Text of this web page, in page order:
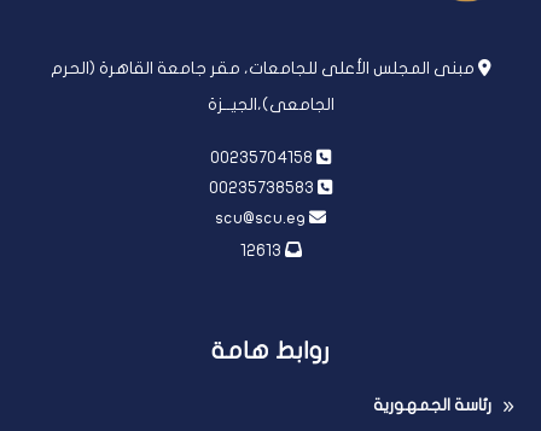
مبنى المجلس الأعلى للجامعات، مقر جامعة القاهرة (الحرم
الجامعى)،الجيــزة
روابط هامة
رئاسة الجمهورية